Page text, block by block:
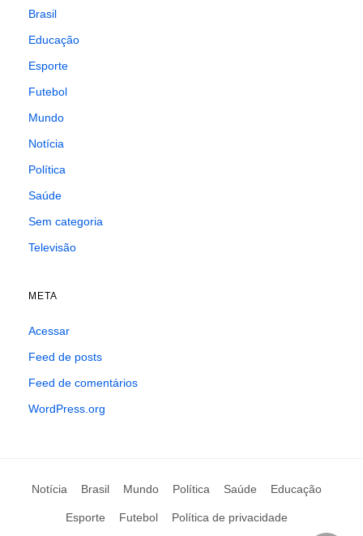
Brasil
Educação
Esporte
Futebol
Mundo
Notícia
Política
Saúde
Sem categoria
Televisão
META
Acessar
Feed de posts
Feed de comentários
WordPress.org
Notícia Brasil Mundo Política Saúde Educação
Esporte Futebol Política de privacidade